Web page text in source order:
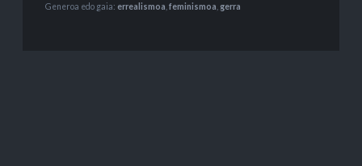
Generoa edo gaia: errealismoa feminismoa gerra